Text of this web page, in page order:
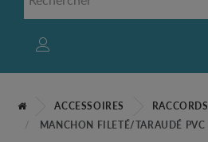
ACCESSOIRES RACCORDS
MANCHON FILETÉ/TARAUDÉ PVC